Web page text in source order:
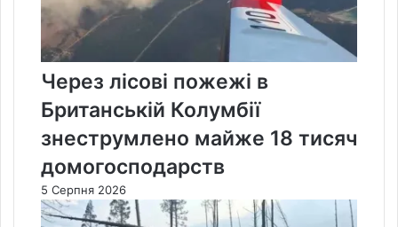
Через лісові пожежі в
Британській Колумбії
знеструмлено майже 18 тисяч
домогосподарств
5 Серпня 2026